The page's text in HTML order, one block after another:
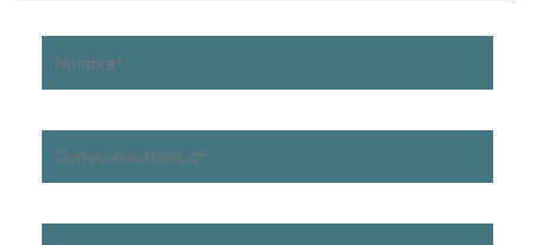
electrónico*